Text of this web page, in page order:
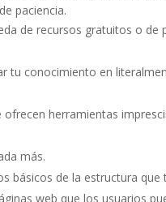
paciencia.
de recursos gratuitos o de
tu conocimiento en
herramientas
más.
básicos de la estructura
web que los usuarios